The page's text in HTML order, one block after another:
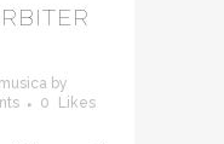
musica by
0
Likes